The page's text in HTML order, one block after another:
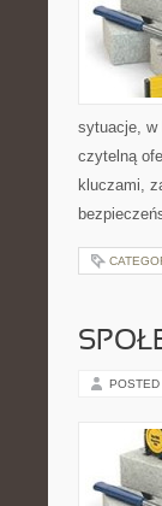
sytuacje, w
czytelną
kluczami,
POSTED